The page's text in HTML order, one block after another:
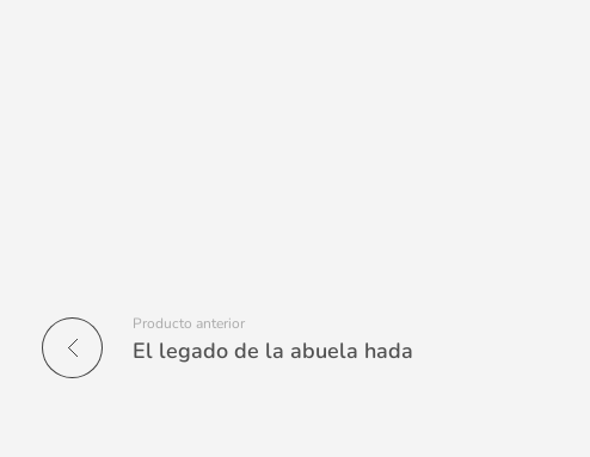
Producto anterior
El legado de la abuela hada